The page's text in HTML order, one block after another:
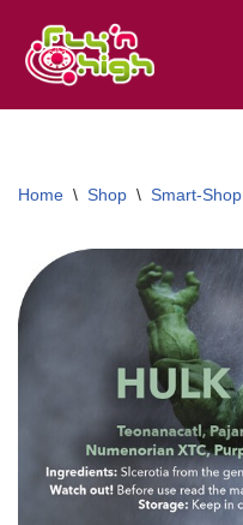
Ga
Home \ Shop \ Smart-Shop